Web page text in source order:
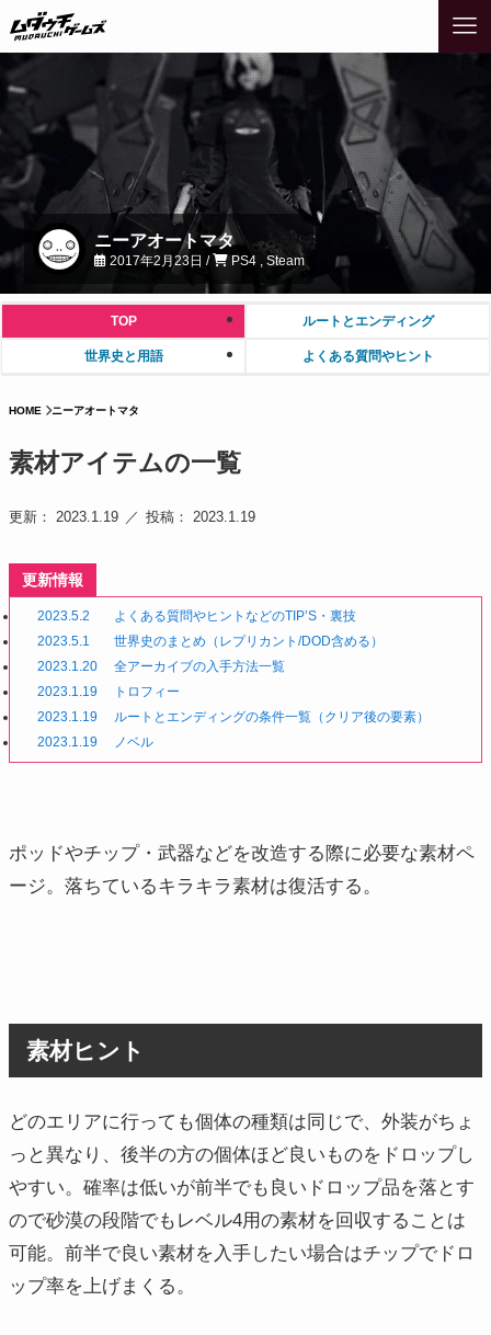
ニーアオートマタ
2017年2月23日 / PS4 , Steam
TOP ルートとエンディング
世界史と用語 よくある質問やヒント
HOME ニーアオートマタ
素材アイテムの一覧
更新： 2023.1.19 投稿： 2023.1.19
更新情報
2023.5.2
よくある質問やヒントなどのTIP’S・裏技
2023.5.1
世界史のまとめ（レプリカント/DOD含める）
2023.1.20
全アーカイブの入手方法一覧
2023.1.19
トロフィー
2023.1.19
ルートとエンディングの条件一覧（クリア後の要素）
2023.1.19
ノベル
ポッドやチップ・武器などを改造する際に必要な素材ペ
ージ。落ちているキラキラ素材は復活する。
素材ヒント
どのエリアに行っても個体の種類は同じで、外装がちょ
っと異なり、後半の方の個体ほど良いものをドロップし
やすい。確率は低いが前半でも良いドロップ品を落とす
ので砂漠の段階でもレベル4用の素材を回収することは
可能。前半で良い素材を入手したい場合はチップでドロ
ップ率を上げまくる。